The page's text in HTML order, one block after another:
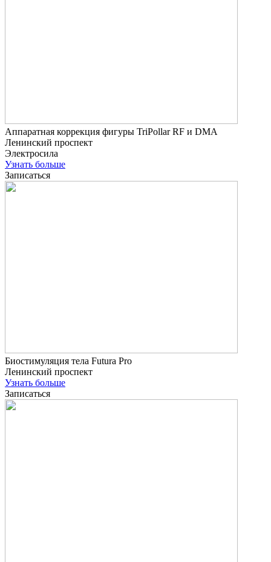
Аппаратная коррекция фигуры TriPollar RF и DMA
Ленинский проспект
Электросила
Узнать больше
Записаться
Биостимуляция тела Futura Pro
Ленинский проспект
Узнать больше
Записаться